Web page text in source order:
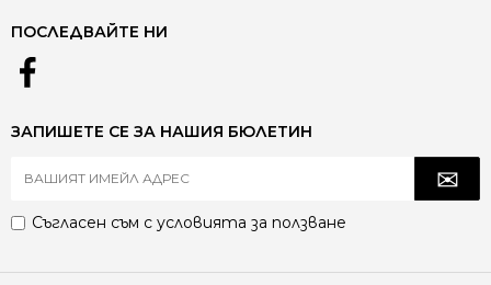
ПОСЛЕДВАЙТЕ НИ
ЗАПИШЕТЕ СЕ ЗА НАШИЯ БЮЛЕТИН
Съгласен съм с условията за ползване